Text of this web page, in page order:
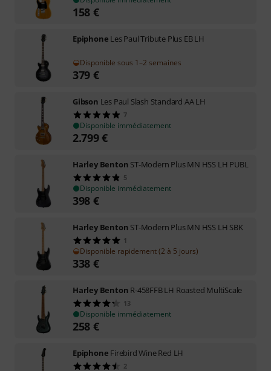
158 €
Epiphone Les Paul Tribute Plus EB LH
Disponible sous 1–2 semaines
379 €
Gibson Les Paul Slash Standard AA LH
7
Disponible immédiatement
2.799€
Harley Benton ST-Modern Plus MN HSS LH PUBL
5
Disponible immédiatement
398 €
Harley Benton ST-Modern Plus MN HSS LH SBK
1
Disponible rapidement (2 à 5 jours)
338 €
Harley Benton R-458FFB LH Roasted MultiScale
13
Disponible immédiatement
258 €
Epiphone Firebird Wine Red LH
2